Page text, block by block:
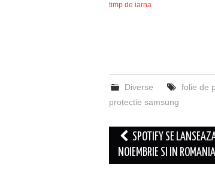
timp de iarna
Diverse folie de
protectie samsung
Post
navigation
SPOTIFY SE
NOIEMBRIE SI IN ROMANIA